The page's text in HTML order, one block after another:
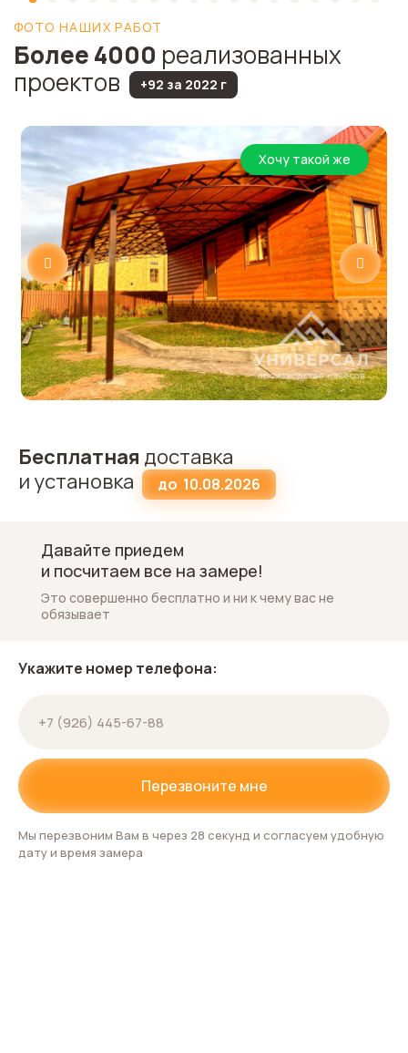
ФОТО НАШИХ РАБОТ
Более 4000 реализованных
проектов
+92 за 2022 г
Хочу такой же
Бесплатная доставка
и установка
до 10.08.2026
Давайте приедем
и посчитаем все на замере!
Это совершенно бесплатно и ни к чему вас не
обязывает
Укажите номер телефона:
Перезвоните мне
Мы перезвоним Вам в через 28 секунд и согласуем удобную
дату и время замера